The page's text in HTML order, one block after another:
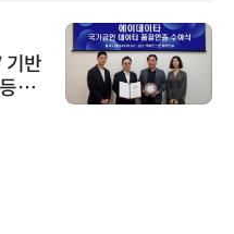
'자동화 산업의 새로운 가능
인아그룹 전국 7개 도시 세미